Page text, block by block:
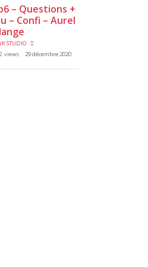
– Questions +
– Confi – Aurel
STUDIO
views
29 décembre 2020